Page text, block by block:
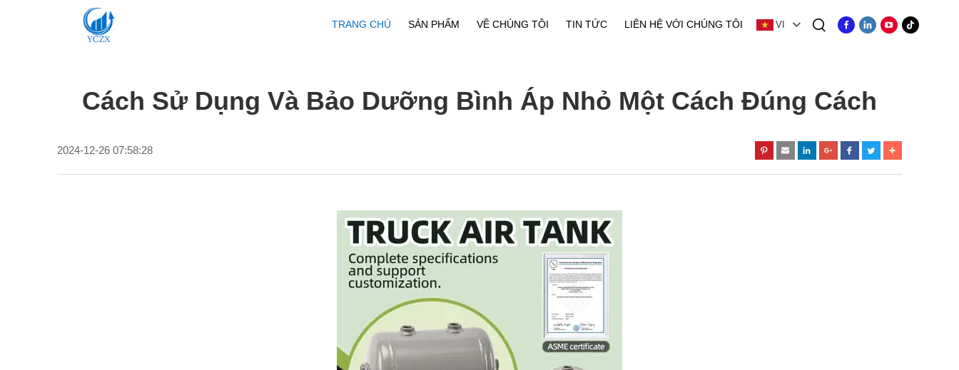
TRANG CHỦ SẢN PHẨM VỀ CHÚNG TÔI TIN TỨC LIÊN HỆ VỚI CHÚNG TÔI VI
Cách Sử Dụng Và Bảo Dưỡng Bình Áp Nhỏ Một Cách Đúng Cách
2024-12-26 07:58:28